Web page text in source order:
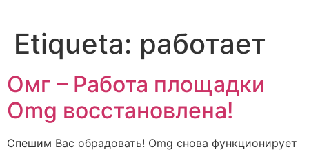
Etiqueta: работает
Омг – Работа площадки
Omg восстановлена!
Спешим Вас обрадовать! Omg снова функционирует